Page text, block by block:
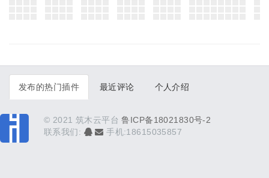
发布的热门插件 最近评论 个人介绍
© 2021 筑木云平台鲁ICP备18021830号-2
联系我们:
手机:18615035857